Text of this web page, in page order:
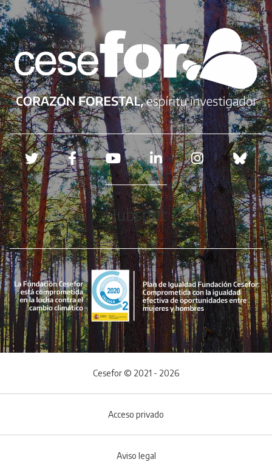
Redes sociales
Hubspot
Cesefor © 2021 - 2026
Acceso privado
Aviso legal